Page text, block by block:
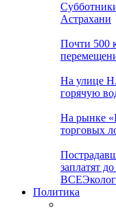
Астрахани
Почти 500
На улице
горячую
На рынке
торговых
заплатят
ВСЕ
Политика